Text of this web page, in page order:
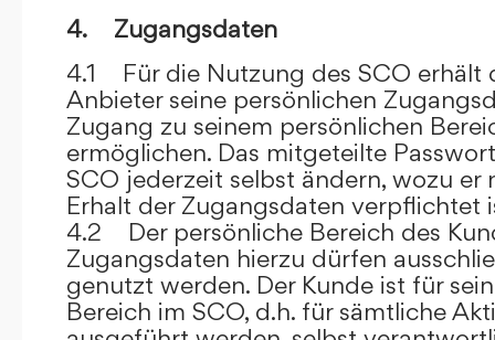
4. Zugangsdaten
4.1 Für die Nutzung des SCO erhält
Anbieter seine persönlichen
Zugang zu seinem persönlichen
ermöglichen. Das mitgeteilte
SCO jederzeit selbst ändern, wozu er
Erhalt der Zugangsdaten verpflichtet
4.2 Der persönliche Bereich des
Zugangsdaten hierzu dürfen
genutzt werden. Der Kunde ist für
Bereich im SCO, d.h. für sämtliche